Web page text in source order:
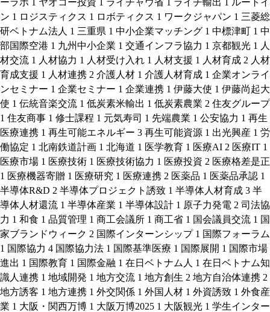
ン 1 ロジスティクス 1 ロボティクス 1 ワークジャパン 1 三菱総
研ベトナム法人 1 三重県 1 中小企業マッチング 1 中標津町 1 中
部国際空港 1 九州中小企業 1 交通インフラ協力 1 京都観光 1 人
材交流 1 人材協力 1 人材受け入れ 1 人材支援 1 人材育成 2 人材
育成支援 1 人材連携 2 介護人材 1 介護人材育成 1 企業オンライ
ンセミナー 1 企業セミナー 1 企業連携 1 伊藤大使 1 伊藤尚起大
使 1 伝統音楽交流 1 低炭素米輸出 1 低炭素農業 2 住友グループ
1 住友商事 1 修士課程 1 元気寿司 1 先端農業 1 公安協力 1 再生
医療連携 1 再生可能エネルギー 3 再生可能資源 1 出光興産 1 労
働協定 1 北南鉄道計画 1 北海道 1 医学教育 1 医療AI 2 医療IT 1
医療市場 1 医療技術 1 医療技術協力 1 医療投資 2 医療格差是正
1 医療機器寄贈 1 医療研究 1 医療連携 2 医薬品 1 医薬品承認 1
半導体R&D 2 半導体プロジェクト誘致 1 半導体人材育成 3 半
導体人材還流 1 半導体産業 1 半導体設計 1 原子力発電 2 司法協
力 1 和食 1 品質管理 1 商工会議所 1 商工省 1 国会議員交流 1 国
家ブランドウィーク 2 国際インターンシップ 1 国際フォーラム
1 国際協力 4 国際協力法 1 国際基準医療 1 国際展開 1 国際市場
進出 1 国際教育 1 国際金融 1 在日ベトナム人 1 在日ベトナム知
識人連携 1 地域開発 1 地方交流 1 地方創生 2 地方自治体連携 2
地方誘客 1 地方連携 1 外交関係 1 外国人材 1 外資誘致 1 外食産
業 1 大阪・関西万博 1 大阪万博2025 1 大阪観光 1 学生インター